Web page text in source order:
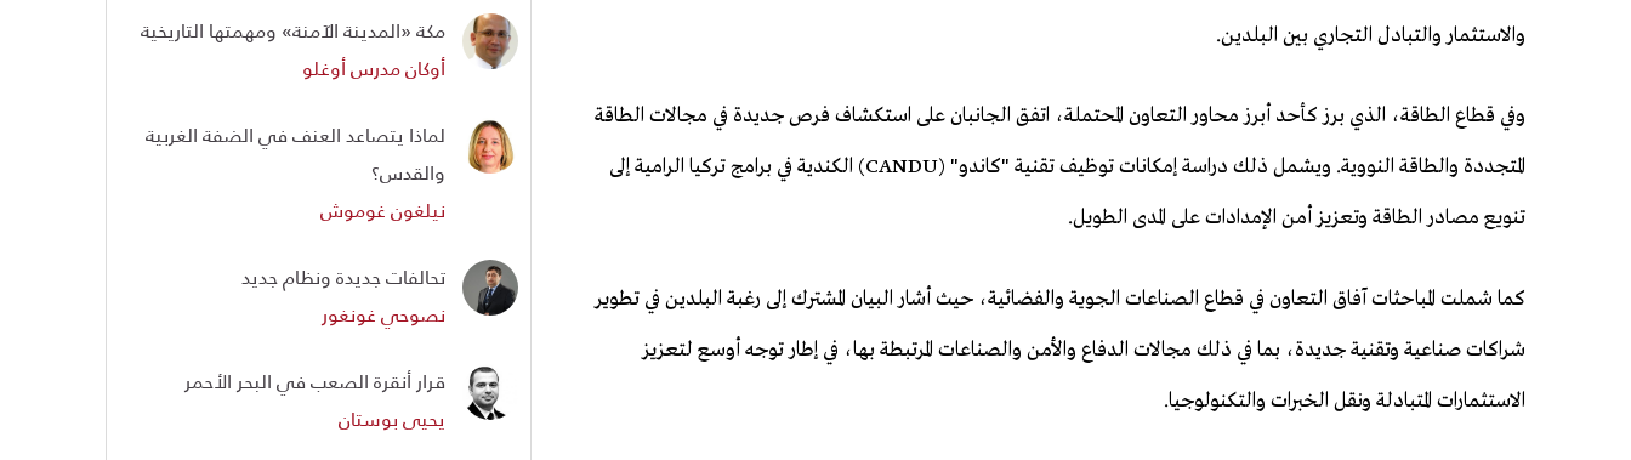
والاستثمار والتبادل التجاري بين البلدين.
وفي قطاع الطاقة، الذي برز كأحد أبرز محاور التعاون المحتملة، اتفق الجانبان على استكشاف فرص جديدة في مجالات الطاقة
المتجددة والطاقة النووية. ويشمل ذلك دراسة إمكانات توظيف تقنية "كاندو" (CANDU) الكندية في برامج تركيا الرامية إلى
تنويع مصادر الطاقة وتعزيز أمن الإمدادات على المدى الطويل.
كما شملت المباحثات آفاق التعاون في قطاع الصناعات الجوية والفضائية، حيث أشار البيان المشترك إلى رغبة البلدين في تطوير
شراكات صناعية وتقنية جديدة، بما في ذلك مجالات الدفاع والأمن والصناعات المرتبطة بها، في إطار توجه أوسع لتعزيز
الاستثمارات المتبادلة ونقل الخبرات والتكنولوجيا.
مكة «المدينة الآمنة» ومهمتها التاريخية
أوكان مدرس أوغلو
لماذا يتصاعد العنف في الضفة الغربية
والقدس؟
نيلغون غوموش
تحالفات جديدة ونظام جديد
نصوحي غونغور
قرار أنقرة الصعب في البحر الأحمر
يحيى بوستان